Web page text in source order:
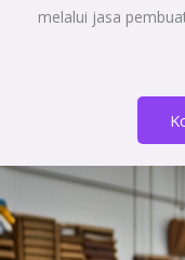
melalui jasa